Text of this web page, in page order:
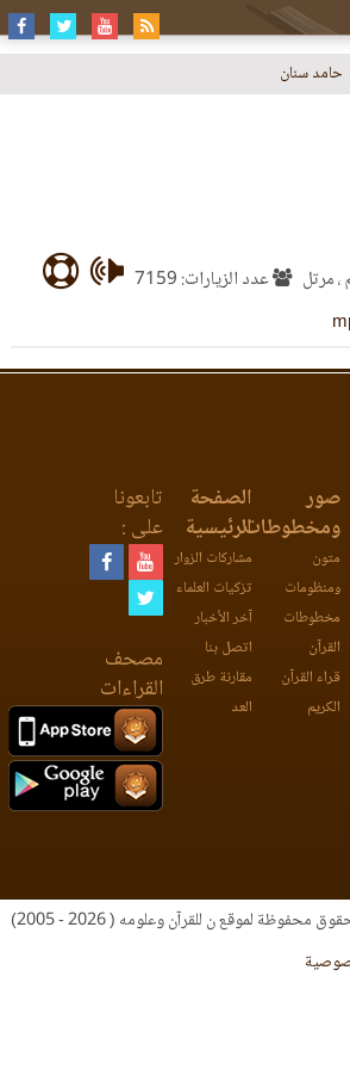
حامد سنان
مرتل
عدد الزيارات: 7159
صور
ومخطوطات
متون
ومنظومات
مخطوطات
القرآن
قراء القرآن
الكريم
الصفحة
الرئيسية
مشاركات الزوار
تزكيات العلماء
آخر الأخبار
اتصل بنا
مقارنة طرق
العد
تابعونا
على :
مصحف
القراءات
محفوظة لموقع ن للقرآن وعلومه ( 2026 - 2005)